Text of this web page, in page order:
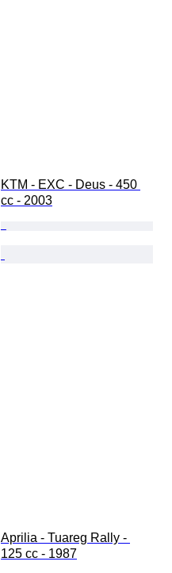
KTM - EXC - Deus - 450
cc - 2003
Aprilia - Tuareg Rally -
125 cc - 1987